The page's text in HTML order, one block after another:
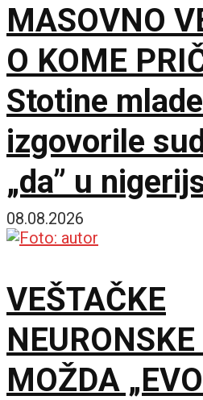
MASOVNO
O KOME
Stotine
izgovorile
„da” u
gradu Kano
08.08.2026
VEŠTAČKE
MOŽDA